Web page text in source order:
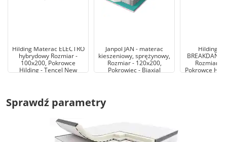
Hilding Materac ELECTRO
hybrydowy Rozmiar -
100x200, Pokrowce
Hilding - Tencel New
Janpol JAN - materac
kieszeniowy, sprężynowy,
Rozmiar - 120x200,
Pokrowiec - Biaxial
Hilding
Rozmiar -
Pokrowce
Sprawdź parametry